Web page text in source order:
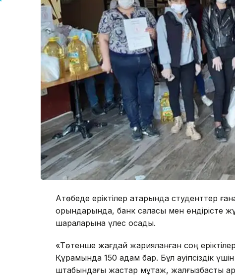
Ақтөбеде еріктілер қатарында
орындарында, банк саласы мен өндірісте
шараларына үлес қосады.
«Төтенше жағдай жарияланған соң
Құрамында 150 адам бар. Бұл қауіпсіздік
штабындағы жастар мұқтаж, жалғызбасты